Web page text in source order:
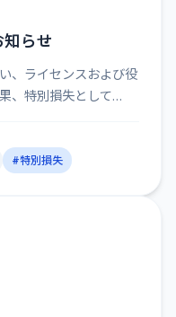
らせ
、ライセンスおよび役
、特別損失として
#特別損失